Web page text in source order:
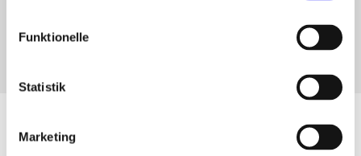
Funktionelle
Statistik
Marketing